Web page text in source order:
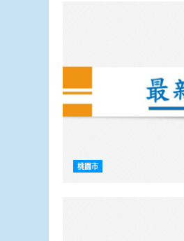
桃園市